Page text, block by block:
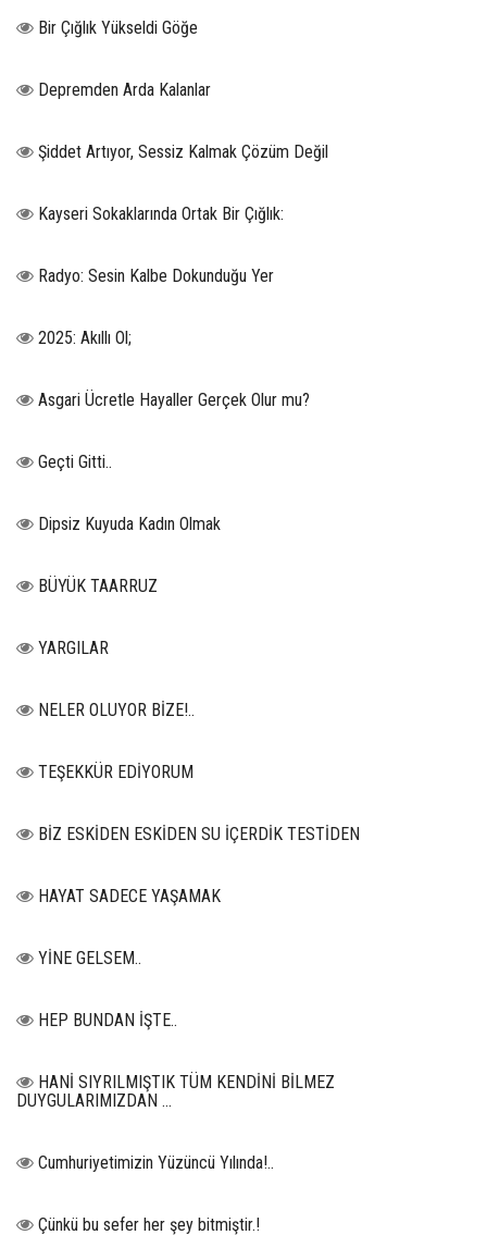
Bir Çığlık Yükseldi Göğe
Depremden Arda Kalanlar
Şiddet Artıyor, Sessiz Kalmak Çözüm Değil
Kayseri Sokaklarında Ortak Bir Çığlık:
Radyo: Sesin Kalbe Dokunduğu Yer
2025: Akıllı Ol;
Asgari Ücretle Hayaller Gerçek Olur mu?
Geçti Gitti..
Dipsiz Kuyuda Kadın Olmak
BÜYÜK TAARRUZ
YARGILAR
NELER OLUYOR BİZE!..
TEŞEKKÜR EDİYORUM
BİZ ESKİDEN ESKİDEN SU İÇERDİK TESTİDEN
HAYAT SADECE YAŞAMAK
YİNE GELSEM..
HEP BUNDAN İŞTE..
HANİ SIYRILMIŞTIK TÜM KENDİNİ BİLMEZ
DUYGULARIMIZDAN …
Cumhuriyetimizin Yüzüncü Yılında!..
Çünkü bu sefer her şey bitmiştir.!